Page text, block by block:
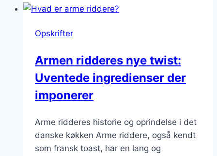
piskefløde:
Opskrifter
Armen ridderes nye twist:
Uventede ingredienser der
imponerer
Arme ridderes historie og oprindelse i det
danske køkken Arme riddere, også kendt
som fransk toast, har en lang og